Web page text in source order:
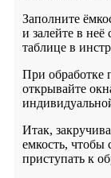
Заполните
и залейте в неё
таблице в
При обработке
открывайте
Итак,
емкость,
приступать к